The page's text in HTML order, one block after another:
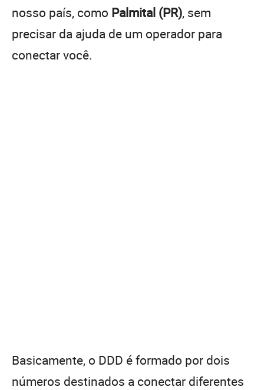
nosso país, como Palmital (PR), sem
precisar da ajuda de um operador para
conectar você.
Basicamente, o DDD é formado por dois
números destinados a conectar diferentes